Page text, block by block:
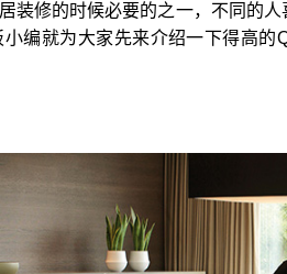
装修的时候必要的之一，不同的
编就为大家先来介绍一下得高的